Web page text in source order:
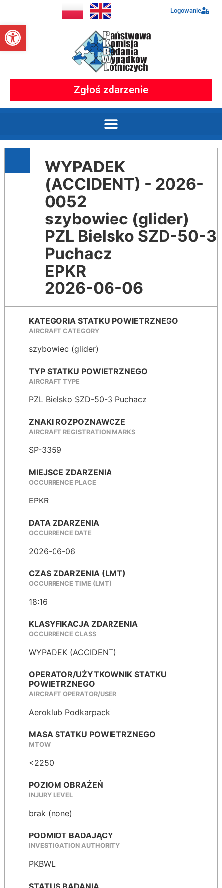
Otwórz pasek narzędzi
Logowanie
Zgłoś zdarzenie
WYPADEK
(ACCIDENT) - 2026-
0052
szybowiec (glider)
PZL Bielsko SZD-50-3
Puchacz
EPKR
2026-06-06
KATEGORIA STATKU POWIETRZNEGO
AIRCRAFT CATEGORY
szybowiec (glider)
TYP STATKU POWIETRZNEGO
AIRCRAFT TYPE
PZL Bielsko SZD-50-3 Puchacz
ZNAKI ROZPOZNAWCZE
AIRCRAFT REGISTRATION MARKS
SP-3359
MIEJSCE ZDARZENIA
OCCURRENCE PLACE
EPKR
DATA ZDARZENIA
OCCURRENCE DATE
2026-06-06
CZAS ZDARZENIA (LMT)
OCCURRENCE TIME (LMT)
18:16
KLASYFIKACJA ZDARZENIA
OCCURRENCE CLASS
WYPADEK (ACCIDENT)
OPERATOR/UŻYTKOWNIK STATKU
POWIETRZNEGO
AIRCRAFT OPERATOR/USER
Aeroklub Podkarpacki
MASA STATKU POWIETRZNEGO
MTOW
<2250
POZIOM OBRAŻEŃ
INJURY LEVEL
brak (none)
PODMIOT BADAJĄCY
INVESTIGATION AUTHORITY
PKBWL
STATUS BADANIA